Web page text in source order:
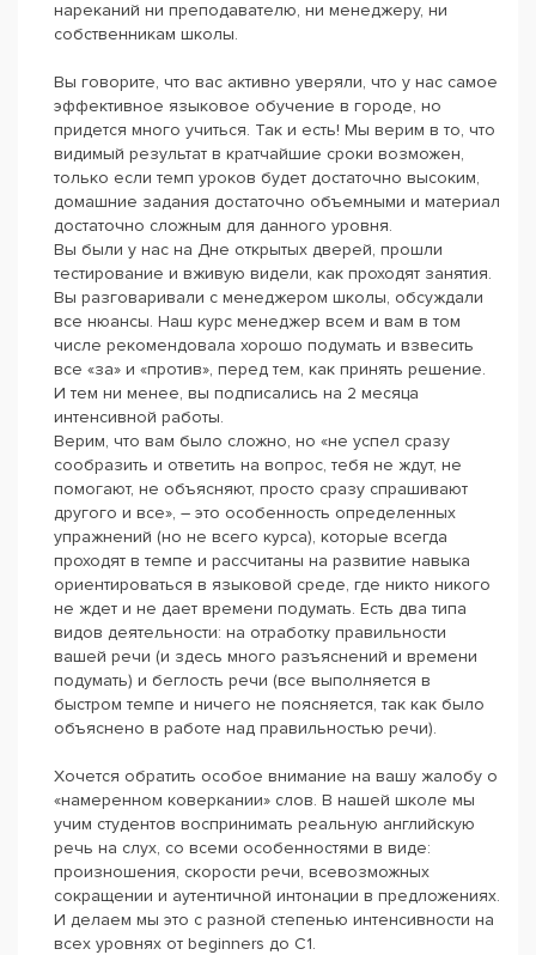
нареканий ни преподавателю, ни менеджеру, ни
собственникам школы.
Вы говорите, что вас активно уверяли, что у нас самое
эффективное языковое обучение в городе, но
придется много учиться. Так и есть! Мы верим в то, что
видимый результат в кратчайшие сроки возможен,
только если темп уроков будет достаточно высоким,
домашние задания достаточно объемными и материал
достаточно сложным для данного уровня.
Вы были у нас на Дне открытых дверей, прошли
тестирование и вживую видели, как проходят занятия.
Вы разговаривали с менеджером школы, обсуждали
все нюансы. Наш курс менеджер всем и вам в том
числе рекомендовала хорошо подумать и взвесить
все «за» и «против», перед тем, как принять решение.
И тем ни менее, вы подписались на 2 месяца
интенсивной работы.
Верим, что вам было сложно, но «не успел сразу
сообразить и ответить на вопрос, тебя не ждут, не
помогают, не объясняют, просто сразу спрашивают
другого и все», – это особенность определенных
упражнений (но не всего курса), которые всегда
проходят в темпе и рассчитаны на развитие навыка
ориентироваться в языковой среде, где никто никого
не ждет и не дает времени подумать. Есть два типа
видов деятельности: на отработку правильности
вашей речи (и здесь много разъяснений и времени
подумать) и беглость речи (все выполняется в
быстром темпе и ничего не поясняется, так как было
объяснено в работе над правильностью речи).
Хочется обратить особое внимание на вашу жалобу о
«намеренном коверкании» слов. В нашей школе мы
учим студентов воспринимать реальную английскую
речь на слух, со всеми особенностями в виде:
произношения, скорости речи, всевозможных
сокращении и аутентичной интонации в предложениях.
И делаем мы это с разной степенью интенсивности на
всех уровнях от beginners до С1.